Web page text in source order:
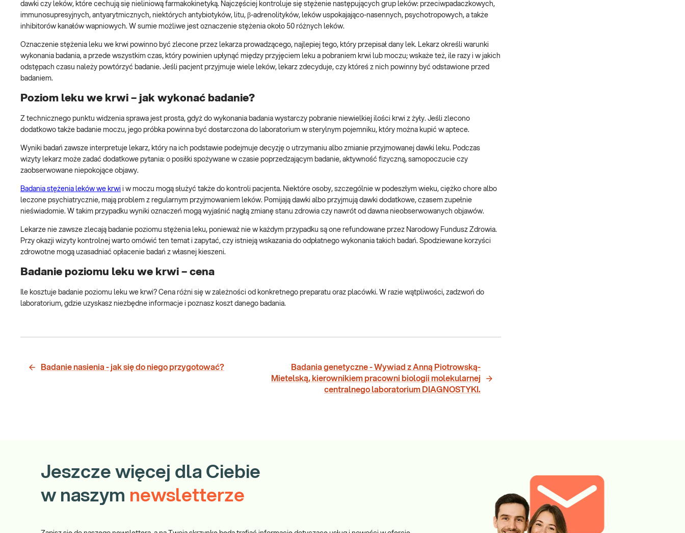
dawki czy leków, które cechują się nieliniową farmakokinetyką. Najczęściej kontroluje się stężenie następujących grup leków: przeciwpadaczkowych,
immunosupresyjnych, antyarytmicznych, niektórych antybiotyków, litu, β-adrenolityków, leków uspokajająco-nasennych, psychotropowych, a także
inhibitorów kanałów wapniowych. W sumie możliwe jest oznaczenie stężenia około 50 różnych leków.
Oznaczenie stężenia leku we krwi powinno być zlecone przez lekarza prowadzącego, najlepiej tego, który przepisał dany lek. Lekarz określi warunki
wykonania badania, a przede wszystkim czas, który powinien upłynąć między przyjęciem leku a pobraniem krwi lub moczu; wskaże też, ile razy i w jakich
odstępach czasu należy powtórzyć badanie. Jeśli pacjent przyjmuje wiele leków, lekarz zdecyduje, czy któreś z nich powinny być odstawione przed
badaniem.
Poziom leku we krwi – jak wykonać badanie?
Z technicznego punktu widzenia sprawa jest prosta, gdyż do wykonania badania wystarczy pobranie niewielkiej ilości krwi z żyły. Jeśli zlecono
dodatkowo także badanie moczu, jego próbka powinna być dostarczona do laboratorium w sterylnym pojemniku, który można kupić w aptece.
Wyniki badań zawsze interpretuje lekarz, który na ich podstawie podejmuje decyzję o utrzymaniu albo zmianie przyjmowanej dawki leku. Podczas
wizyty lekarz może zadać dodatkowe pytania: o posiłki spożywane w czasie poprzedzającym badanie, aktywność fizyczną, samopoczucie czy
zaobserwowane niepokojące objawy.
Badania stężenia leków we krwi i w moczu mogą służyć także do kontroli pacjenta. Niektóre osoby, szczególnie w podeszłym wieku, ciężko chore albo
leczone psychiatrycznie, mają problem z regularnym przyjmowaniem leków. Pomijają dawki albo przyjmują dawki dodatkowe, czasem zupełnie
nieświadomie. W takim przypadku wyniki oznaczeń mogą wyjaśnić nagłą zmianę stanu zdrowia czy nawrót od dawna nieobserwowanych objawów.
Lekarze nie zawsze zlecają badanie poziomu stężenia leku, ponieważ nie w każdym przypadku są one refundowane przez Narodowy Fundusz Zdrowia.
Przy okazji wizyty kontrolnej warto omówić ten temat i zapytać, czy istnieją wskazania do odpłatnego wykonania takich badań. Spodziewane korzyści
zdrowotne mogą uzasadniać opłacenie badań z własnej kieszeni.
Badanie poziomu leku we krwi – cena
Ile kosztuje badanie poziomu leku we krwi? Cena różni się w zależności od konkretnego preparatu oraz placówki. W razie wątpliwości, zadzwoń do
laboratorium, gdzie uzyskasz niezbędne informacje i poznasz koszt danego badania.
Badanie nasienia - jak się do niego przygotować?
Badania genetyczne - Wywiad z Anną Piotrowską-
Mietelską, kierownikiem pracowni biologii molekularnej
centralnego laboratorium DIAGNOSTYKI.
Jeszcze więcej dla Ciebie
w naszym newsletterze